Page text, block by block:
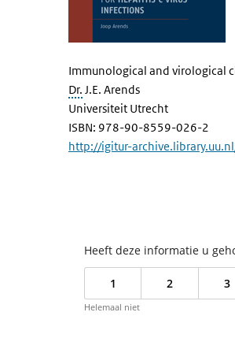
Immunological and virological
Dr. J.E. Arends
Universiteit Utrecht
ISBN: 978-90-8559-026-2
http://igitur-
Heeft deze informatie u
1 2 3
Helemaal niet